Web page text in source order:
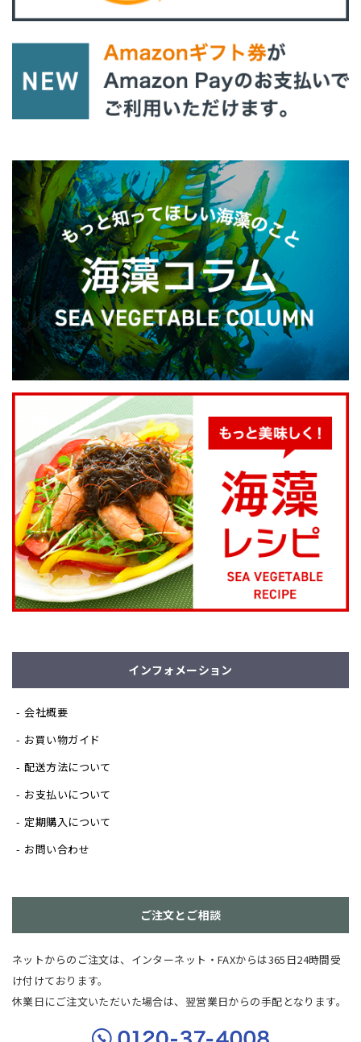
インフォメーション
会社概要
お買い物ガイド
配送方法について
お支払いについて
定期購入について
お問い合わせ
ご注文とご相談
ネットからのご注文は、インターネット・FAXからは365日24時間受
け付けております。
休業日にご注文いただいた場合は、翌営業日からの手配となります。